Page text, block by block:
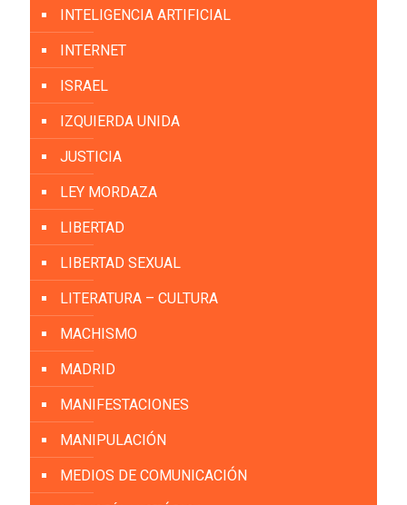
INTELIGENCIA ARTIFICIAL
INTERNET
ISRAEL
IZQUIERDA UNIDA
JUSTICIA
LEY MORDAZA
LIBERTAD
LIBERTAD SEXUAL
LITERATURA – CULTURA
MACHISMO
MADRID
MANIFESTACIONES
MANIPULACIÓN
MEDIOS DE COMUNICACIÓN